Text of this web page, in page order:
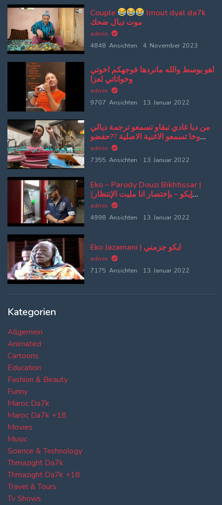
Couple
lmout dyal da7k
موت ديال ضحك
admin
4848 Ansichten
4. November 2023
اهو بوسط والله مانردها فوجهكم اخوتي
وخواتاتي لعزا
admin
9707 Ansichten
13. Januar 2022
من دبا غادي تبقاو تسمعو ترجمة ديالي
وخا تسمعو الاغنية الاصلية ??حفضو
كلامي وتلقو الاصلية من بعد
admin
7355 Ansichten
13. Januar 2022
Eko – Parody Douzi Bikhtissar |
(إيكو – بإختصار انا مليت الإنتظار
(پارودي دوزي
admin
4998 Ansichten
13. Januar 2022
Eko Jazamani | ايكو جزمني
admin
7175 Ansichten
13. Januar 2022
Kategorien
Allgemein
Animated
Cartoons
Education
Fashion & Beauty
Funny
Maroc Da7k
Maroc Da7k +18
Movies
Music
Science & Technology
Thmazight Da7k
Thmazight Da7k +18
Travel & Tours
Tv Shows